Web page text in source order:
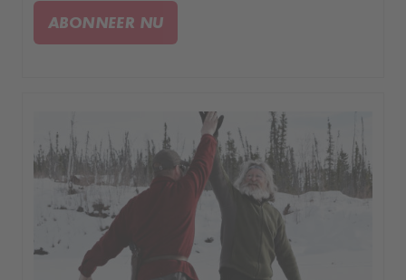
bevers om hun vangseizoen af te sluiten.
ABONNEER NU